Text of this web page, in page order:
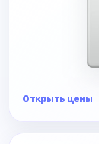
Открыть цены